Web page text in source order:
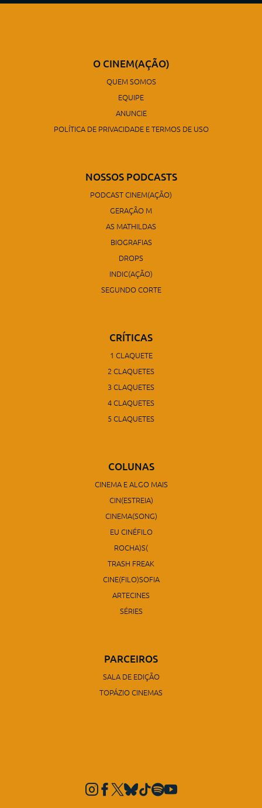
O CINEM(AÇÃO)
QUEM SOMOS
EQUIPE
ANUNCIE
POLÍTICA DE PRIVACIDADE E TERMOS DE USO
NOSSOS PODCASTS
PODCAST CINEM(AÇÃO)
GERAÇÃO M
AS MATHILDAS
BIOGRAFIAS
DROPS
INDIC(AÇÃO)
SEGUNDO CORTE
CRÍTICAS
1 CLAQUETE
2 CLAQUETES
3 CLAQUETES
4 CLAQUETES
5 CLAQUETES
COLUNAS
CINEMA E ALGO MAIS
CIN(ESTREIA)
CINEMA(SONG)
EU CINÉFILO
ROCHA)S(
TRASH FREAK
CINE(FILO)SOFIA
ARTECINES
SÉRIES
PARCEIROS
SALA DE EDIÇÃO
TOPÁZIO CINEMAS